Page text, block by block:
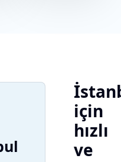
için
hızlı
ve